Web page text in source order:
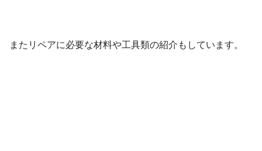
またリペアに必要な材料や工具類の紹介もしています。